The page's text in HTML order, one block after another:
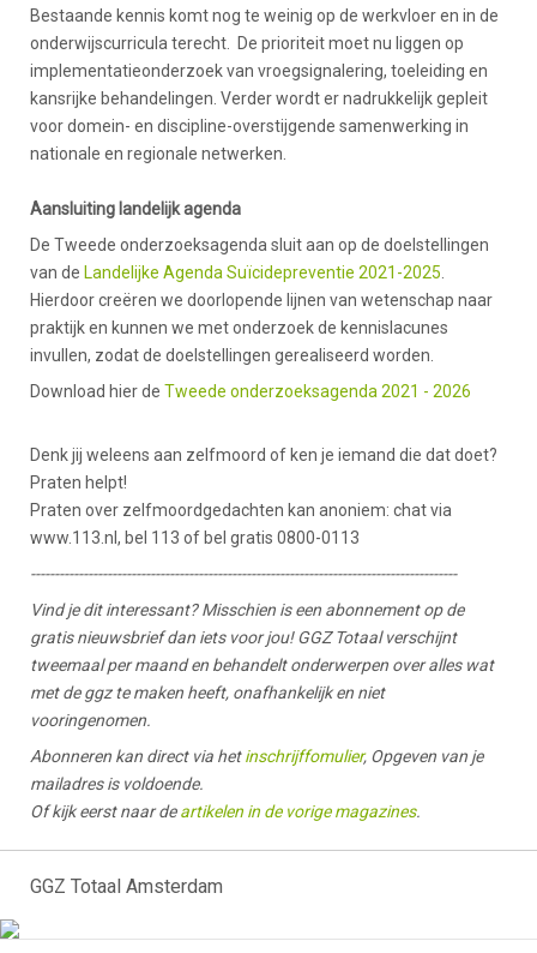
Bestaande kennis komt nog te weinig op de werkvloer en in de
onderwijscurricula terecht. De prioriteit moet nu liggen op
implementatieonderzoek van vroegsignalering, toeleiding en
kansrijke behandelingen. Verder wordt er nadrukkelijk gepleit
voor domein- en discipline-overstijgende samenwerking in
nationale en regionale netwerken.
Aansluiting landelijk agenda
De Tweede onderzoeksagenda sluit aan op de doelstellingen
van de Landelijke Agenda Suïcidepreventie 2021-2025.
Hierdoor creëren we doorlopende lijnen van wetenschap naar
praktijk en kunnen we met onderzoek de kennislacunes
invullen, zodat de doelstellingen gerealiseerd worden.
Download hier de Tweede onderzoeksagenda 2021 - 2026
Denk jij weleens aan zelfmoord of ken je iemand die dat doet?
Praten helpt!
Praten over zelfmoordgedachten kan anoniem: chat via
www.113.nl, bel 113 of bel gratis 0800-0113
-----------------------------------------------------------------------------------------
Vind je dit interessant? Misschien is een abonnement op de
gratis nieuwsbrief dan iets voor jou! GGZ Totaal verschijnt
tweemaal per maand en behandelt onderwerpen over alles wat
met de ggz te maken heeft, onafhankelijk en niet
vooringenomen.
Abonneren kan direct via hetinschrijffomulier, Opgeven van je
mailadres is voldoende.
Of kijk eerst naar deartikelen in de vorige magazines.
GGZ Totaal Amsterdam